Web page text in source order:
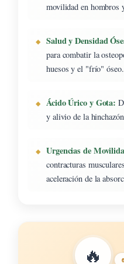
movilidad en hombros
Salud y Densidad
para combatir la
huesos y el "frío" óseo.
Ácido Úrico y Gota:
y alivio de la
Urgencias de
contracturas
aceleración de la
🔥